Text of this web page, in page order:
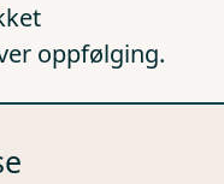
oppfølging.